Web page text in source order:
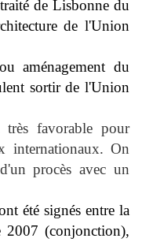
de Lisbonne du
de l'Union
aménagement du
sortir de l'Union
favorable pour
internationaux. On
procès avec un
été signés entre la
2007 (conjonction),